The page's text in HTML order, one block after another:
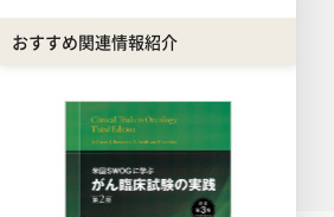
おすすめ関連情報紹介